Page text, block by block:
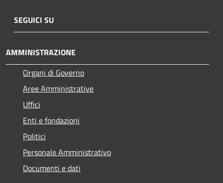
SEGUICI SU
AMMINISTRAZIONE
Organi di Governo
Aree Amministrative
Uffici
Enti e fondazioni
Politici
Personale Amministrativo
Documenti e dati